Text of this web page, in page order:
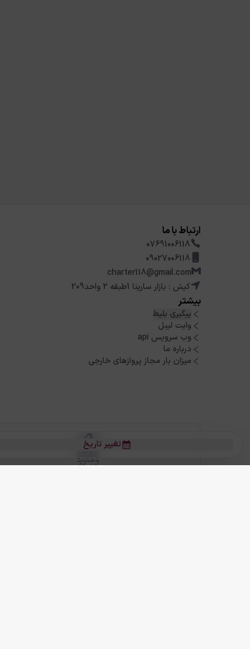
تغییر تاریخ
ارتباط با ما
07691006118
09027006118
charter118@gmail.com
کیش : بازار سارینا 1طبقه 2 واحد209
بیشتر
پیگیری بلیط
وایت لیبل
وب سرویس api
درباره ما
میزان بار مجاز پروازهای خارجی